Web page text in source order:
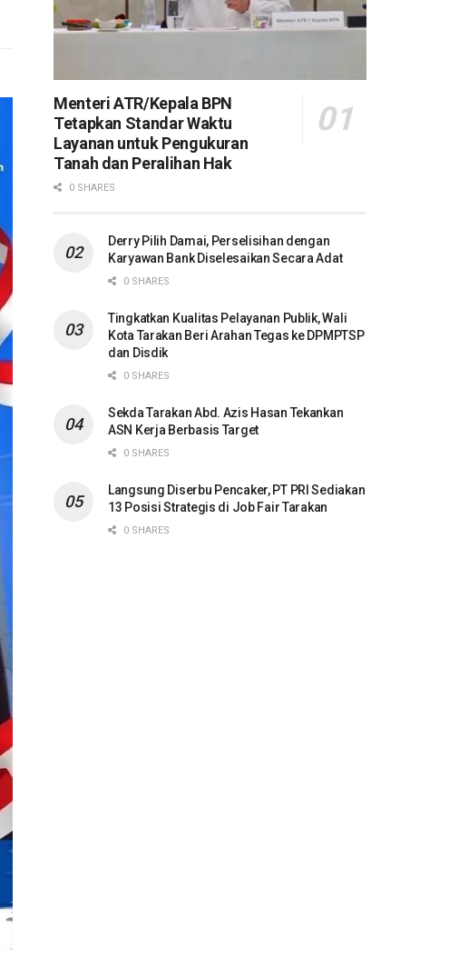
Menteri ATR/Kepala BPN
Tetapkan Standar Waktu
Layanan untuk Pengukuran
Tanah dan Peralihan Hak
0 SHARES
Derry Pilih Damai, Perselisihan dengan
Karyawan Bank Diselesaikan Secara Adat
0 SHARES
Tingkatkan Kualitas Pelayanan Publik, Wali
Kota Tarakan Beri Arahan Tegas ke DPMPTSP
dan Disdik
0 SHARES
Sekda Tarakan Abd. Azis Hasan Tekankan
ASN Kerja Berbasis Target
0 SHARES
Langsung Diserbu Pencaker, PT PRI Sediakan
13 Posisi Strategis di Job Fair Tarakan
0 SHARES